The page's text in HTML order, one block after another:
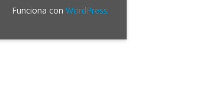
Funciona con WordPress